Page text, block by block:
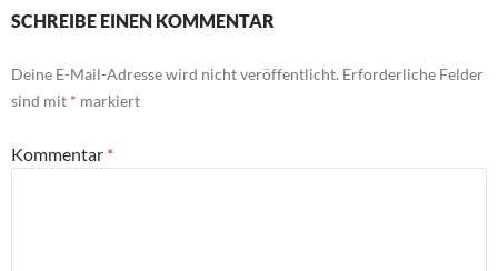
SCHREIBE EINEN KOMMENTAR
Deine E-Mail-Adresse wird nicht veröffentlicht. Erforderliche Felder
sind mit * markiert
Kommentar *